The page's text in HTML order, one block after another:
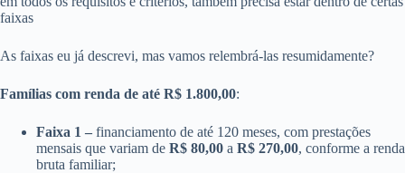
faixas
As faixas eu já descrevi, mas vamos relembrá-las resumidamente?
Famílias com renda de até R$ 1.800,00:
Faixa 1 – financiamento de até 120 meses, com prestações
mensais que variam de R$ 80,00 a R$ 270,00, conforme a renda
bruta familiar;